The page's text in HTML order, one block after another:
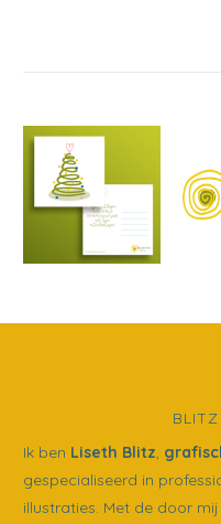
Ik ben Liseth Blitz,
gespecialiseerd in
illustraties. Met de door